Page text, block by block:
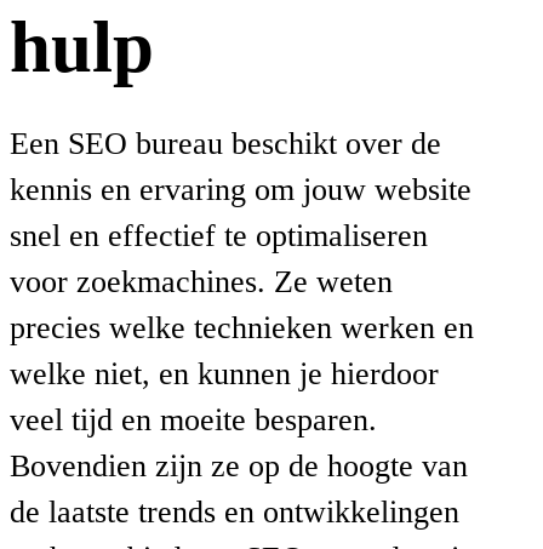
hulp
Een SEO bureau beschikt over de
kennis en ervaring om jouw website
snel en effectief te optimaliseren
voor zoekmachines. Ze weten
precies welke technieken werken en
welke niet, en kunnen je hierdoor
veel tijd en moeite besparen.
Bovendien zijn ze op de hoogte van
de laatste trends en ontwikkelingen